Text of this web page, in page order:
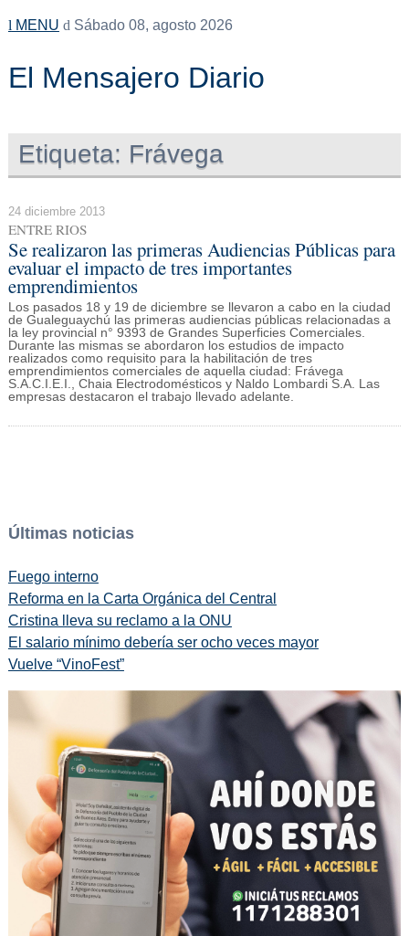
MENU Sábado 08, agosto 2026
El Mensajero Diario
Etiqueta: Frávega
24 diciembre 2013
ENTRE RIOS
Se realizaron las primeras Audiencias Públicas para
evaluar el impacto de tres importantes
emprendimientos
Los pasados 18 y 19 de diciembre se llevaron a cabo en la ciudad
de Gualeguaychú las primeras audiencias públicas relacionadas a
la ley provincial n° 9393 de Grandes Superficies Comerciales.
Durante las mismas se abordaron los estudios de impacto
realizados como requisito para la habilitación de tres
emprendimientos comerciales de aquella ciudad: Frávega
S.A.C.I.E.I., Chaia Electrodomésticos y Naldo Lombardi S.A. Las
empresas destacaron el trabajo llevado adelante.
Últimas noticias
Fuego interno
Reforma en la Carta Orgánica del Central
Cristina lleva su reclamo a la ONU
El salario mínimo debería ser ocho veces mayor
Vuelve “VinoFest”